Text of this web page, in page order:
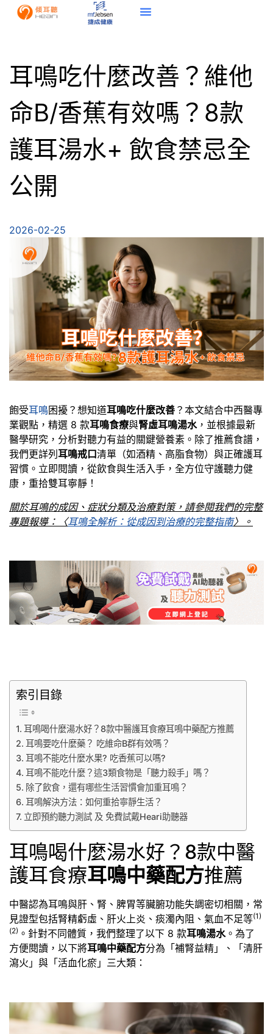
耳鳴吃什麼改善？維他
命B/香蕉有效嗎？8款
護耳湯水+ 飲食禁忌全
公開
2026-02-25
飽受耳鳴困擾？想知道耳鳴吃什麼改善 ？本文結合中西醫專
業觀點，精選 8 款耳鳴食療與腎虛耳鳴湯水，並根據最新
醫學研究，分析對聽力有益的關鍵營養素。除了推薦食譜，
我們更詳列 耳鳴戒口清單（如酒精、高脂食物）與正確護耳
習慣。立即閱讀，從飲食與生活入手，全方位守護聽力健
康，重拾雙耳寧靜！
關於耳鳴的成因、症狀分類及治療對策，請參閱我們的完整
專題報導：〈耳鳴全解析：從成因到治療的完整指南〉。
索引目錄
耳鳴喝什麼湯水好？8款中醫護耳食療耳鳴中藥配方推薦
耳鳴要吃什麼藥？ 吃維命B群有效嗎？
耳鳴不能吃什麼水果? 吃香蕉可以嗎?
耳鳴不能吃什麼？這3類食物是「聽力殺手」嗎？
除了飲食，還有哪些生活習慣會加重耳鳴？
耳鳴解決方法：如何重拾寧靜生活？
立即預約聽力測試 及 免費試戴Heari助聽器
耳鳴喝什麼湯水好？8款中醫
護耳食療耳鳴中藥配方推薦
中醫認為耳鳴與肝、腎、脾胃等臟腑功能失調密切相關，常
見證型包括腎精虧虛、肝火上炎、痰濁內阻、氣血不足等(1)
(2) 。針對不同體質，我們整理了以下 8 款耳鳴湯水。為了
方便閱讀，以下將耳鳴中藥配方分為「補腎益精」、「清肝
瀉火」與「活血化瘀」三大類：